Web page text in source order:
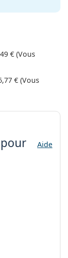
€ (Vous
€ (Vous
pour
Aide